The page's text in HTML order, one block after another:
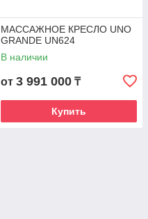
МАССАЖНОЕ КРЕСЛО UNO
GRANDE UN624
В наличии
от 3 991 000 ₸
Купить